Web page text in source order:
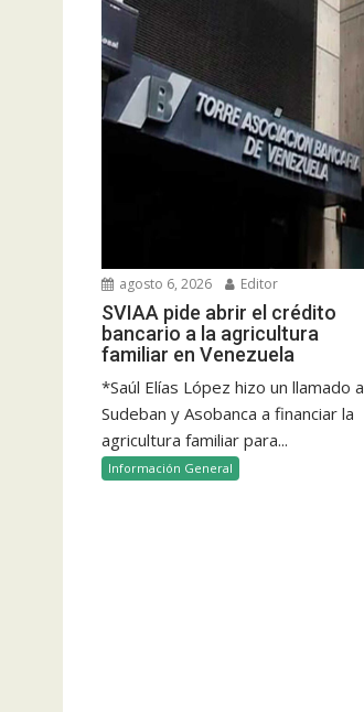
agosto 6, 2026 Editor
SVIAA pide abrir el crédito
bancario a la agricultura
familiar en Venezuela
*Saúl Elías López hizo un llamado a
Sudeban y Asobanca a financiar la
agricultura familiar para...
Información General